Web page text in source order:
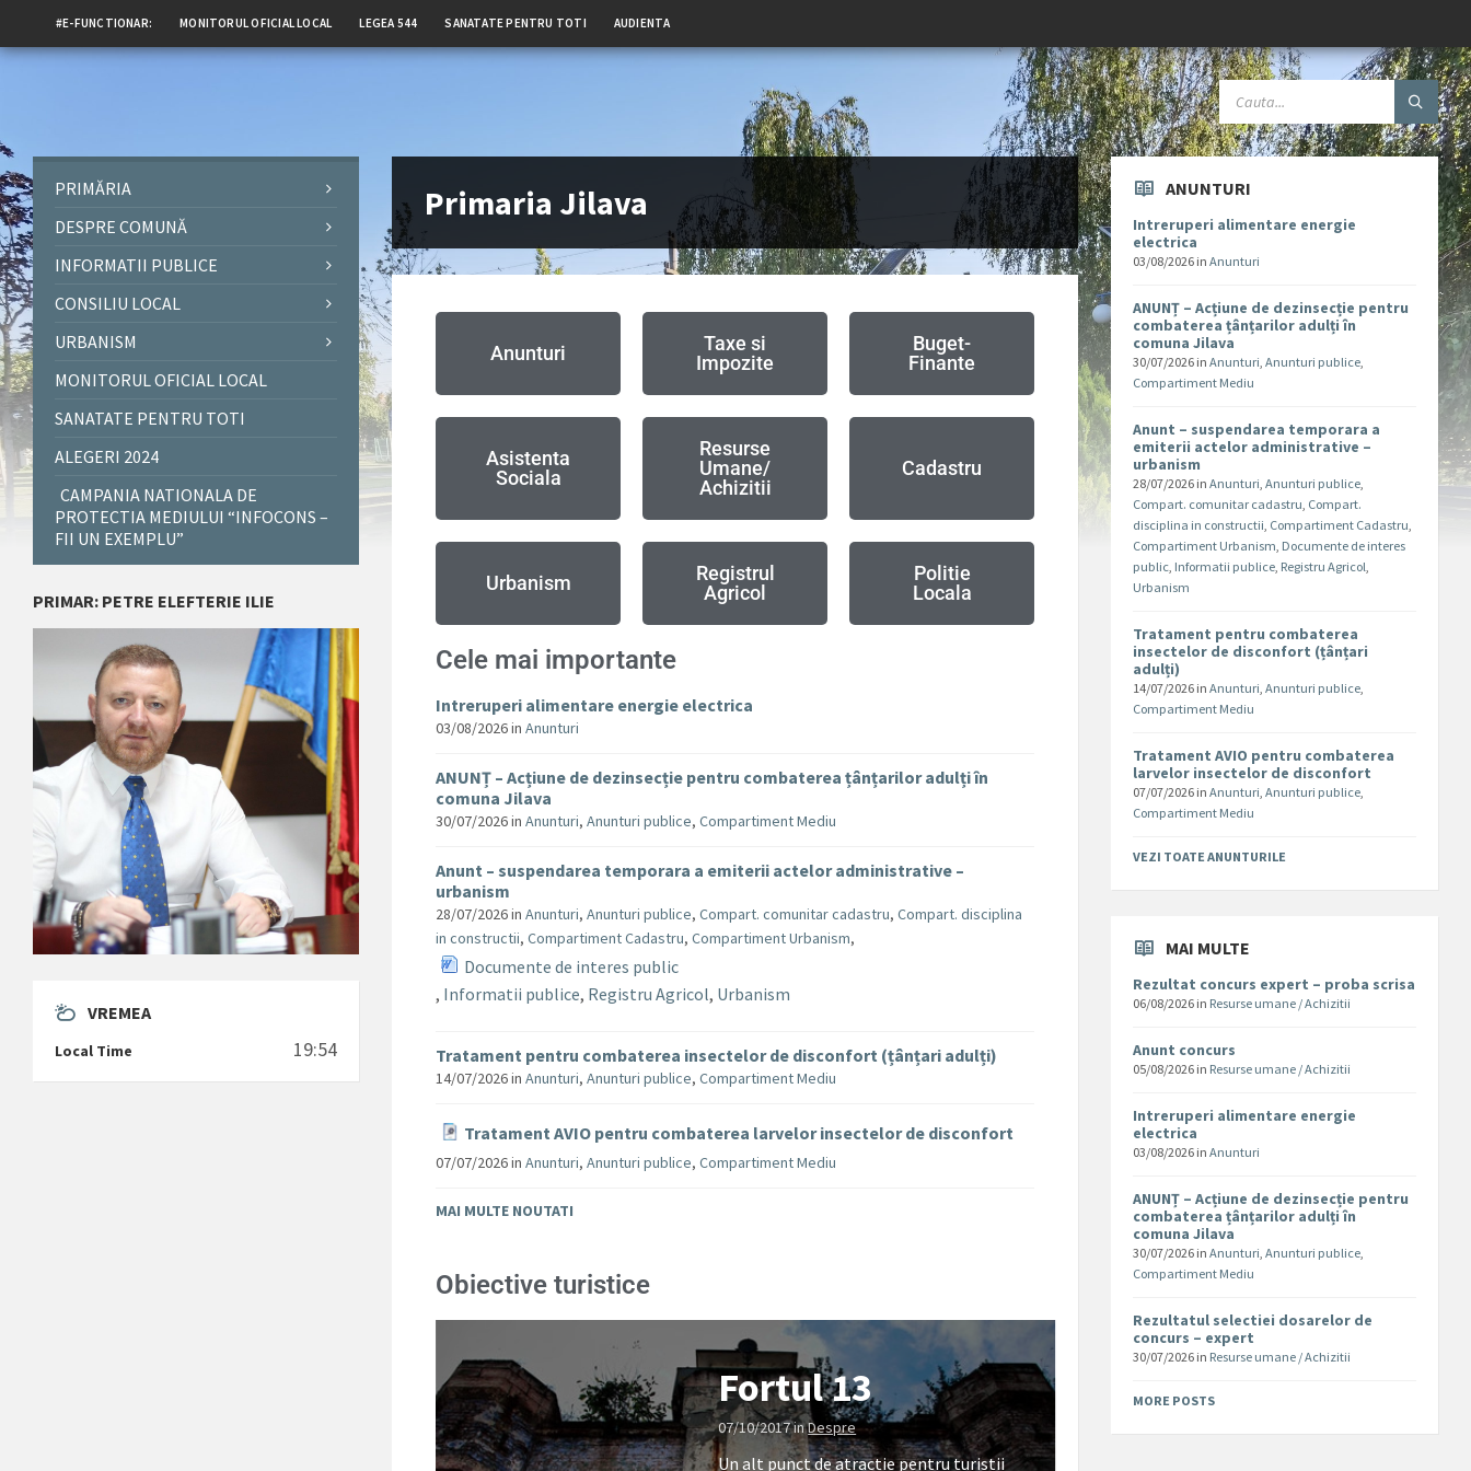
#E-FUNCTIONAR: MONITORUL OFICIAL LOCAL LEGEA 544 SANATATE PENTRU TOTI AUDIENTA
Primaria Jilava
Anunturi
Taxe si
Impozite
Buget-
Finante
Asistenta
Sociala
Resurse
Umane/
Achizitii
Cadastru
Urbanism
Registrul
Agricol
Politie
Locala
Cele mai importante
Intreruperi alimentare energie electrica
03/08/2026inAnunturi
ANUNȚ – Acțiune de dezinsecție pentru combaterea țânțarilor adulți în
comuna Jilava
30/07/2026inAnunturi,Anunturi publice,Compartiment Mediu
Anunt – suspendarea temporara a emiterii actelor administrative –
urbanism
28/07/2026inAnunturi,Anunturi publice,Compart. comunitar cadastru,Compart. disciplina
in constructii,Compartiment Cadastru,Compartiment Urbanism,
Documente de interes public
, Informatii publice, Registru Agricol, Urbanism
Tratament pentru combaterea insectelor de disconfort (țânțari adulți)
14/07/2026inAnunturi,Anunturi publice,Compartiment Mediu
Tratament AVIO pentru combaterea larvelor insectelor de disconfort
07/07/2026inAnunturi,Anunturi publice,Compartiment Mediu
MAI MULTE NOUTATI
Obiective turistice
Fortul 13
07/10/2017inDespre
Un alt punct de atractie pentru turistii
PRIMĂRIA
DESPRE COMUNĂ
INFORMATII PUBLICE
CONSILIU LOCAL
URBANISM
MONITORUL OFICIAL LOCAL
SANATATE PENTRU TOTI
ALEGERI 2024
CAMPANIA NATIONALA DE
PROTECTIA MEDIULUI “INFOCONS –
FII UN EXEMPLU”
PRIMAR: PETRE ELEFTERIE ILIE
VREMEA
Local Time 19:54
ANUNTURI
Intreruperi alimentare energie
electrica
03/08/2026 inAnunturi
ANUNȚ – Acțiune de dezinsecție pentru
combaterea țânțarilor adulți în
comuna Jilava
30/07/2026 inAnunturi,Anunturi publice,
Compartiment Mediu
Anunt – suspendarea temporara a
emiterii actelor administrative –
urbanism
28/07/2026 inAnunturi,Anunturi publice,
Compart. comunitar cadastru, Compart.
disciplina in constructii, Compartiment Cadastru,
Compartiment Urbanism, Documente de interes
public, Informatii publice, Registru Agricol,
Urbanism
Tratament pentru combaterea
insectelor de disconfort (țânțari
adulți)
14/07/2026 inAnunturi,Anunturi publice,
Compartiment Mediu
Tratament AVIO pentru combaterea
larvelor insectelor de disconfort
07/07/2026 inAnunturi,Anunturi publice,
Compartiment Mediu
VEZI TOATE ANUNTURILE
MAI MULTE
Rezultat concurs expert – proba scrisa
06/08/2026 in Resurse umane / Achizitii
Anunt concurs
05/08/2026 in Resurse umane / Achizitii
Intreruperi alimentare energie
electrica
03/08/2026 inAnunturi
ANUNȚ – Acțiune de dezinsecție pentru
combaterea țânțarilor adulți în
comuna Jilava
30/07/2026 inAnunturi,Anunturi publice,
Compartiment Mediu
Rezultatul selectiei dosarelor de
concurs – expert
30/07/2026 in Resurse umane / Achizitii
MORE POSTS